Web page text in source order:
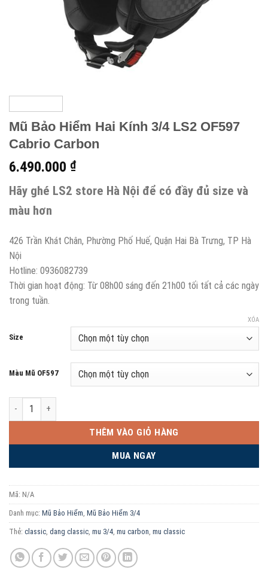
Mũ Bảo Hiểm Hai Kính 3/4 LS2 OF597
Cabrio Carbon
6.490.000 ₫
Hãy ghé LS2 store Hà Nội để có đầy đủ size và
màu hơn
426 Trần Khát Chân, Phường Phố Huế, Quận Hai Bà Trưng, TP Hà
Nội
Hotline: 0936082739
Thời gian hoạt động: Từ 08h00 sáng đến 21h00 tối tất cả các ngày
trong tuần.
Size
Màu Mũ OF597
XÓA
Mũ Bảo Hiểm Hai Kính 3/4 LS2 OF597 Cabrio Carbon số lượng
THÊM VÀO GIỎ HÀNG
MUA NGAY
Mã: N/A
Danh mục: Mũ Bảo Hiểm Mũ Bảo Hiểm 3/4
Thẻ: classic dang classic mu 3/4 mu carbon mu classic